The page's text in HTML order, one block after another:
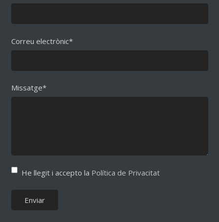
Correu electrònic*
Missatge*
He llegit i accepto la Política de Privacitat